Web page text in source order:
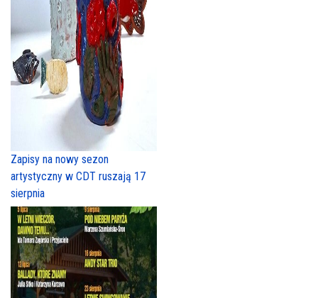
Zapisy na nowy sezon
artystyczny w CDT ruszają 17
sierpnia